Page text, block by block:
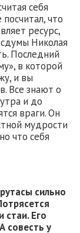
себя
что
ресурс,
Николая
Последний
в которой
и вы
Все знают о
и до
враги. Он
мудрости
что себя
сильно
стаи. Его
совесть у